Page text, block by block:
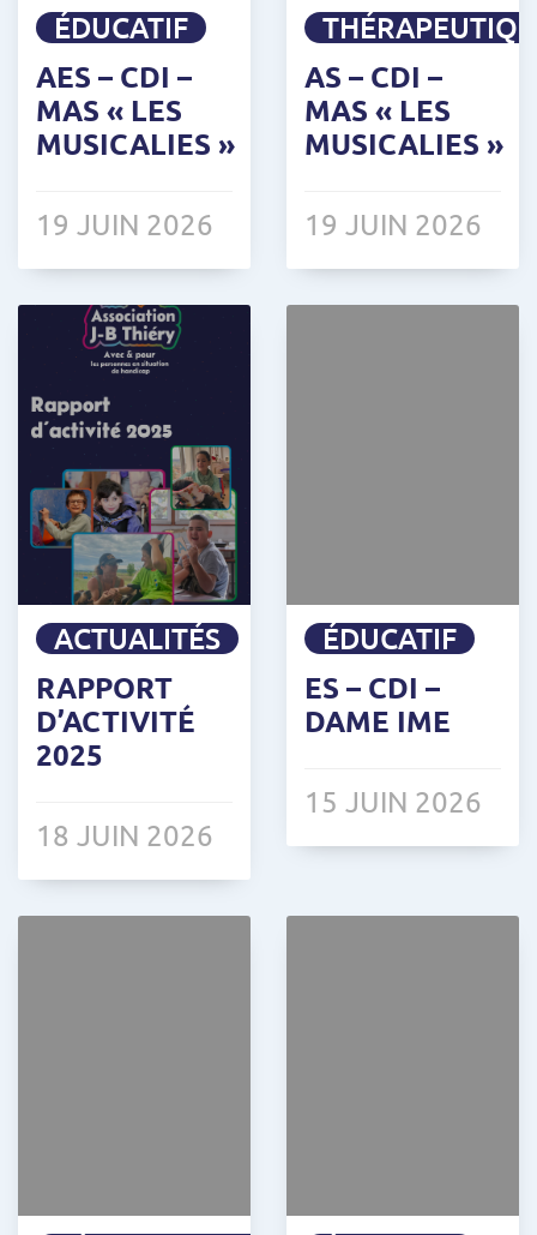
ÉDUCATIF
AES – CDI –
MAS « LES
MUSICALIES »
19 JUIN 2026
AS – CDI –
MAS « LES
MUSICALIES »
19 JUIN 2026
ACTUALITÉS
RAPPORT
D’ACTIVITÉ
2025
18 JUIN 2026
ÉDUCATIF
ES – CDI –
DAME IME
15 JUIN 2026